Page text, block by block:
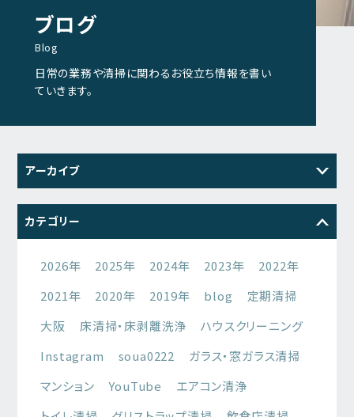
ブログ
Blog
日常の業務や清掃に関わるお役立ち情報を書い
ていきます。
アーカイブ
2026
カテゴリー
2026年 2025年 2024年 2023年
2022年
2021年
2020年 2019年 blog
定期清掃
大阪
床清掃・床剥離洗浄
ハウスクリーニング
Instagram
soua0222
ガラス・窓ガラス清掃
マンション
YouTube
エアコン清浄